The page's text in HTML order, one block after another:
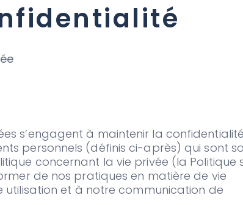
s’engagent à maintenir la
personnels (définis ci-après) qui sont
concernant la vie privée (la Politique
de nos pratiques en matière de vie
et à notre communication de